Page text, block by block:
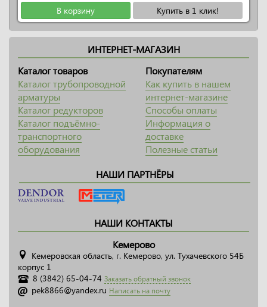
В корзину Купить в 1 клик!
ИНТЕРНЕТ-МАГАЗИН
Каталог товаров
Каталог трубопроводной
арматуры
Каталог редукторов
Каталог подъёмно-
транспортного
оборудования
Покупателям
Как купить в нашем
интернет-магазине
Способы оплаты
Информация о
доставке
Полезные статьи
НАШИ ПАРТНЁРЫ
НАШИ КОНТАКТЫ
Кемерово
Кемеровская область, г. Кемерово, ул. Тухачевского 54Б
корпус 1
8 (3842) 65-04-74 Заказать обратный звонок
pek8866@yandex.ru Написать на почту